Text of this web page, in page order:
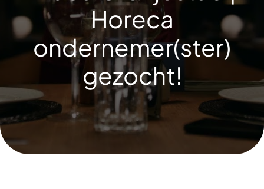
Horeca
ondernemer(ster)
gezocht!